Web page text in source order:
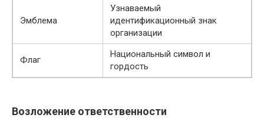
Эмблема
Узнаваемый
идентификационный знак
организации
Флаг
Национальный символ и
гордость
Возложение ответственности